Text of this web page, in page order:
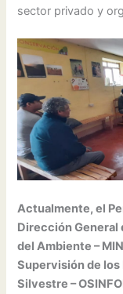
sector privado y
Actualmente, el
Dirección General
del Ambiente –
Supervisión de los
Silvestre –